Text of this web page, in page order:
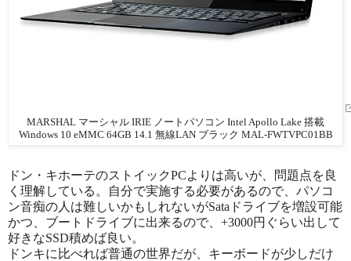
MARSHAL マーシャル IRIE ノートパソコン Intel Apollo Lake 搭載
Windows 10 eMMC 64GB 14.1 無線LAN ブラック MAL-FWTVPC01BB
ドン・キホーテのストイックPCよりは高いが、問題点を良
く理解している。自分で実施する必要があるので、パソコ
ン音痴の人は難しいかもしれないがSataドライブを増設可能
かつ、ブートドライブに出来るので、+3000円ぐらい出して
好きなSSD積めば良い。
ドンキに比べれば普通の世界だが、キーボードが少しだけ